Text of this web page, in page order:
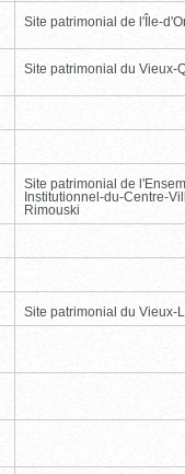
Site patrimonial de l'Île-
Site patrimonial du Vieux-
Site patrimonial de
Institutionnel-du-Centre-
Rimouski
Site patrimonial du Vieux-